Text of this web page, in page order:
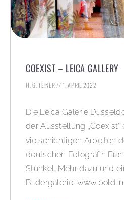
COEXIST – LEICA GALLERY
H. G. TEINER 1. APRIL 2022
Die Leica Galerie
der Ausstellung „Coexist“
vielschichtigen Arbeiten
deutschen Fotografin
Stünkel. Mehr dazu und
Bildergalerie: www.bold-